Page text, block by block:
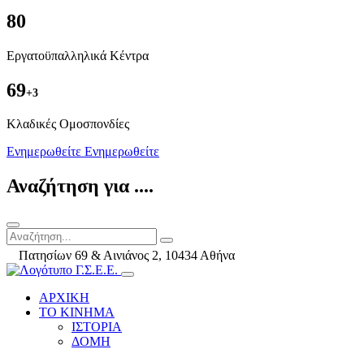
80
Εργατοϋπαλληλικά Κέντρα
69+3
Kλαδικές Ομοσπονδίες
Ενημερωθείτε Ενημερωθείτε
Αναζήτηση για ....
Πατησίων 69 & Αινιάνος 2, 10434 Αθήνα
ΑΡΧΙΚΗ
ΤΟ ΚΙΝΗΜΑ
ΙΣΤΟΡΙΑ
ΔΟΜΗ